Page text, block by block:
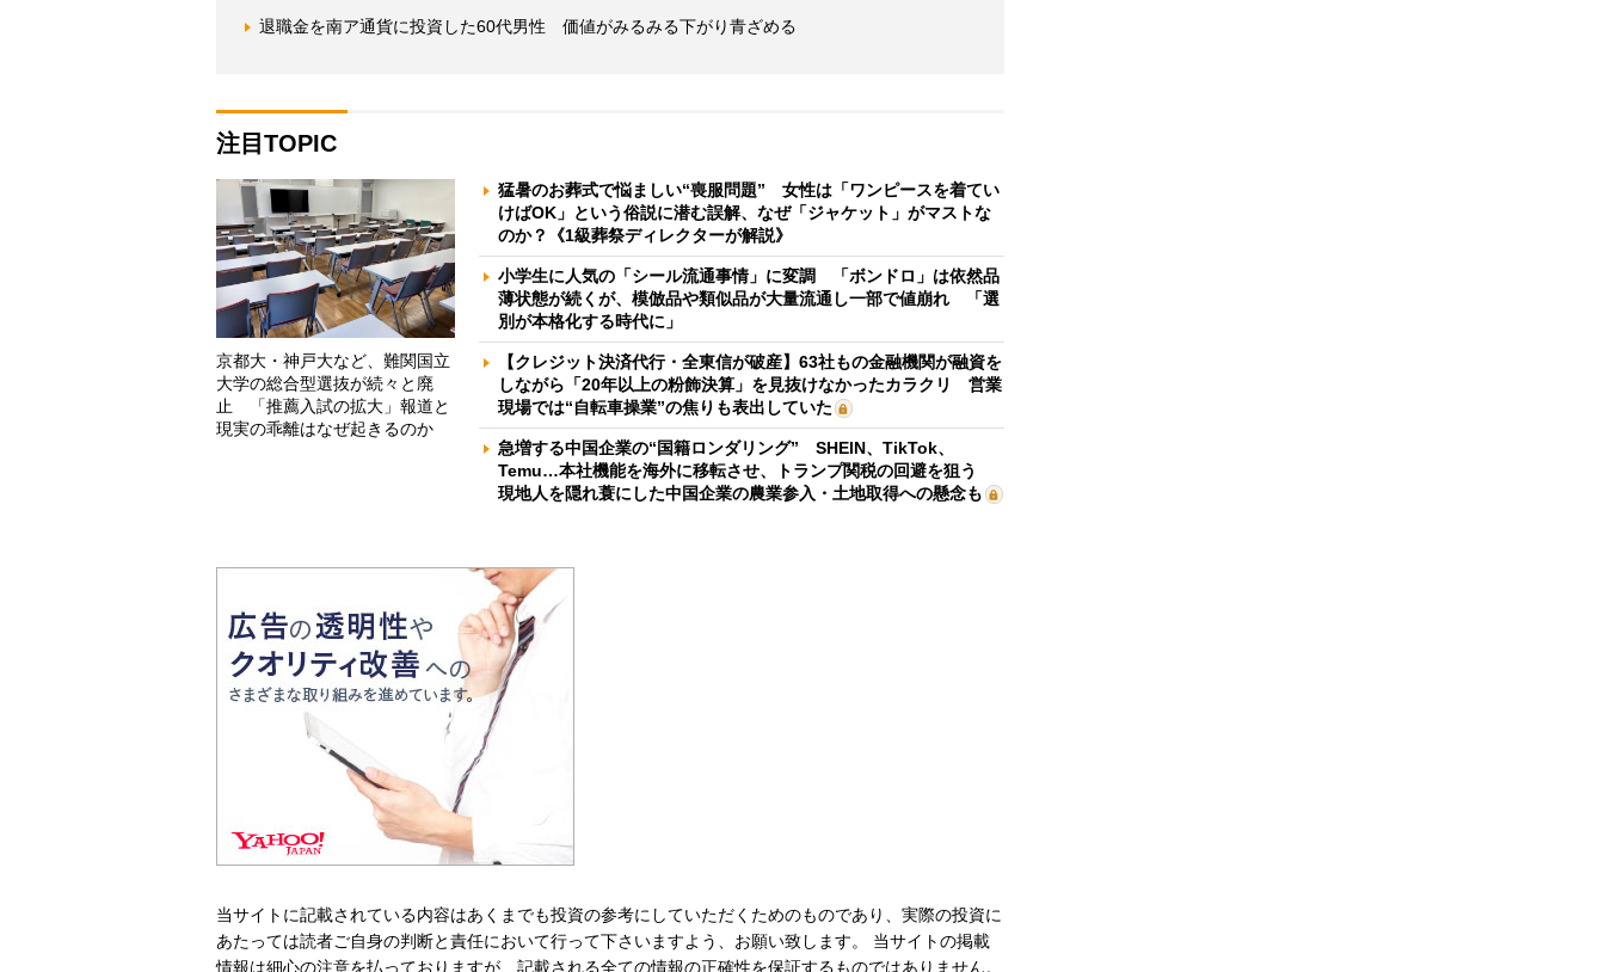
退職金を南ア通貨に投資した60代男性 価値がみるみる下がり青ざめる
注目TOPIC
京都大・神戸大など、難関国立
大学の総合型選抜が続々と廃
止 「推薦入試の拡大」報道と
現実の乖離はなぜ起きるのか
猛暑のお葬式で悩ましい“喪服問題” 女性は「ワンピースを着てい
けばOK」という俗説に潜む誤解、なぜ「ジャケット」がマストな
のか？《1級葬祭ディレクターが解説》
小学生に人気の「シール流通事情」に変調 「ボンドロ」は依然品
薄状態が続くが、模倣品や類似品が大量流通し一部で値崩れ 「選
別が本格化する時代に」
【クレジット決済代行・全東信が破産】63社もの金融機関が融資を
しながら「20年以上の粉飾決算」を見抜けなかったカラクリ 営業
現場では“自転車操業”の焦りも表出していた
急増する中国企業の“国籍ロンダリング” SHEIN、TikTok、
Temu…本社機能を海外に移転させ、トランプ関税の回避を狙う
現地人を隠れ蓑にした中国企業の農業参入・土地取得への懸念も
当サイトに記載されている内容はあくまでも投資の参考にしていただくためのものであり、実際の投資に
あたっては読者ご自身の判断と責任において行って下さいますよう、お願い致します。 当サイトの掲載
情報は細心の注意を払っておりますが、記載される全ての情報の正確性を保証するものではありません。